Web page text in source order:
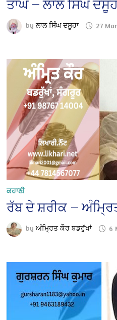
ਤਾਂਘ — ਲਾਲ ਸਿੰਘ
byਲਾਲ ਸਿੰਘ ਦਸੂਹਾ 27
ਕਹਾਣੀ
ਰੱਬ ਦੇ ਸ਼ਰੀਕ —
byਅੰਮ੍ਰਿਤ ਕੌਰ ਬਡਰੁੱਖਾਂ 6